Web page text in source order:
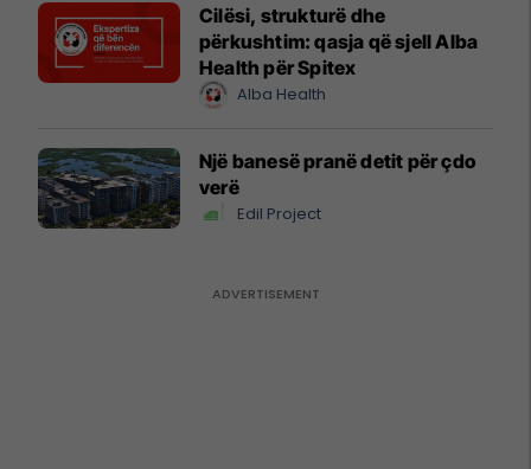
Cilësi, strukturë dhe
përkushtim: qasja që sjell Alba
Health për Spitex
Alba Health
Një banesë pranë detit për çdo
verë
Edil Project